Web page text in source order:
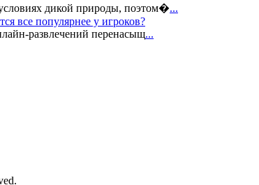
дикой природы, поэтом�...
все популярнее у игроков?
развлечений перенасыщ...